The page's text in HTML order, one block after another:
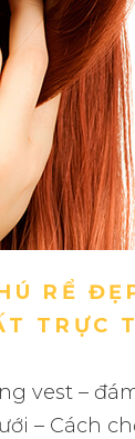
RỂ
TRỰC
vest –
– Cách